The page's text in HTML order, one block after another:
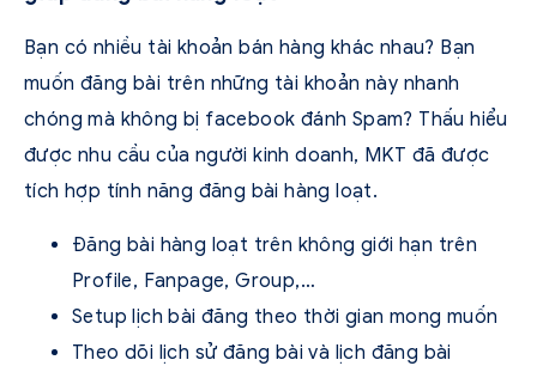
Bạn có nhiều tài khoản bán hàng khác nhau? Bạn
muốn đăng bài trên những tài khoản này nhanh
chóng mà không bị facebook đánh Spam? Thấu hiểu
được nhu cầu của người kinh doanh, MKT đã được
tích hợp tính năng đăng bài hàng loạt.
Đăng bài hàng loạt trên không giới hạn trên
Profile, Fanpage, Group,…
Setup lịch bài đăng theo thời gian mong muốn
Theo dõi lịch sử đăng bài và lịch đăng bài